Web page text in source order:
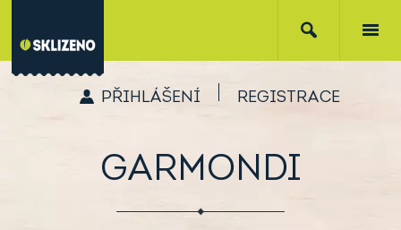
PŘIHLÁŠENÍ REGISTRACE
GARMONDI